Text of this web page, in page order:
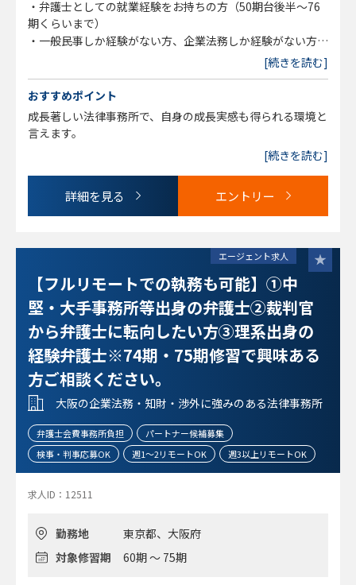
・弁護士としての就業経験をお持ちの方（50期台後半～76
期くらいまで）
・一般民事しか経験がない方、企業法務しか経験がない方、
[続きを読む]
おすすめポイント
成長著しい法律事務所で、自身の成長実感も得られる環境と
言えます。
[続きを読む]
詳細を見る エントリー
エージェント求人
【フルリモートでの執務も可能】①中
堅・大手事務所等出身の弁護士②裁判官
から弁護士に転向したい方③理系出身の
経験弁護士※74期・75期修習で興味ある
方ご相談ください。
大阪の企業法務・知財・渉外に強みのある法律事務所
弁護士会費事務所負担
パートナー候補募集
検事・判事応募OK
週1～2リモートOK 週3以上リモートOK
求人ID：12511
勤務地
東京都、大阪府
対象修習期
60期 ～ 75期